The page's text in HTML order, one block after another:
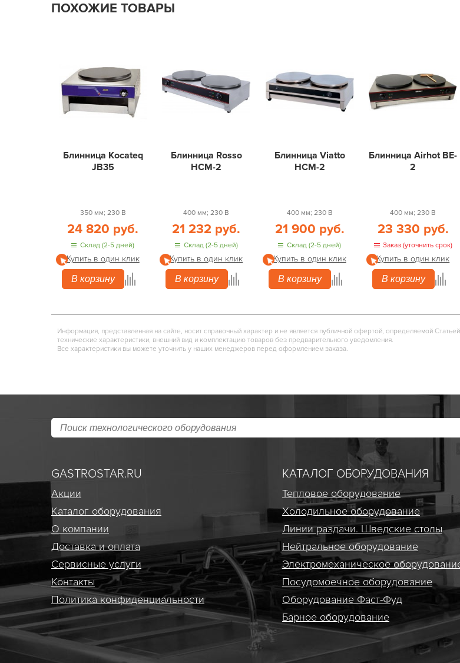
ПОХОЖИЕ ТОВАРЫ
Блинница Kocateq
JB35
350 мм; 230 В
24 820 руб.
Склад (2-5 дней)
Купить в один клик
В корзину
Блинница Rosso
HCM-2
400 мм; 230 В
21 232 руб.
Склад (2-5 дней)
Купить в один клик
В корзину
Блинница Viatto
HCM-2
400 мм; 230 В
21 900 руб.
Склад (2-5 дней)
Купить в один клик
В корзину
Блинница Airhot BE-
2
400 мм; 230 В
23 330 руб.
Заказ (уточнить срок)
Купить в один клик
В корзину
Информация, представленная на сайте, носит справочный характер и не является публичной офертой, определяемой
технические характеристики, внешний вид и комплектацию товаров без предварительного уведомления.
Все характеристики вы можете уточнить у наших менеджеров перед оформлением заказа.
GASTROSTAR.RU
Акции
Каталог оборудования
О компании
Доставка и оплата
Сервисные услуги
Контакты
Политика конфиденциальности
КАТАЛОГ ОБОРУДОВАНИЯ
Тепловое оборудование
Холодильное оборудование
Линии раздачи. Шведские столы
Нейтральное оборудование
Электро­механическое
Посудомоечное оборудование
Оборудование Фаст-Фуд
Барное оборудование